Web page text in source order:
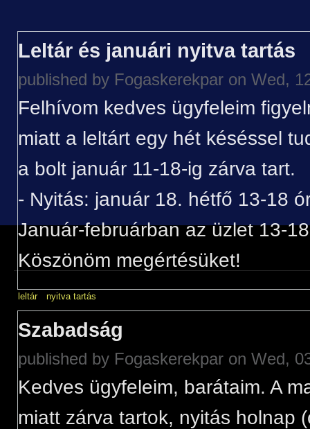
Leltár és januári nyitva tartás
published by Fogaskerekpar on Wed,
Felhívom kedves ügyfeleim
miatt a leltárt egy hét késéssel
a bolt január 11-18-ig zárva tart.
- Nyitás: január 18. hétfő 13-18
Január-februárban az üzlet 13-
Köszönöm megértésüket!
leltár nyitva tartás
Szabadság
published by Fogaskerekpar on Wed,
Kedves ügyfeleim, barátaim. A
miatt zárva tartok, nyitás holnap